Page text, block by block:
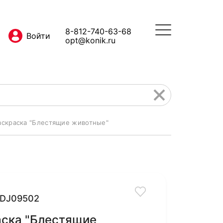
8-812-740-63-68
opt@konik.ru
"Блестящие животные"
DJ09502
"Блестящие